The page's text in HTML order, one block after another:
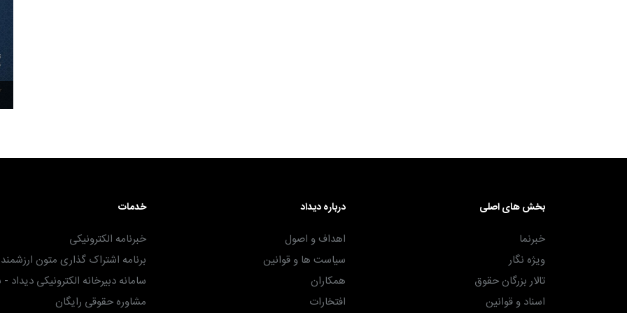
بخش های اصلی
خبرنما
ویژه نگار
تالار بزرگان حقوق
اسناد و قوانین
درباره دیداد
اهداف و اصول
سیاست ها و قوانین
همکاران
افتخارات
خدمات
خبرنامه الکترونیکی
برنامه اشتراک گذاری متون
سامانه دبیرخانه الکترونیکی دیداد
مشاوره حقوقی رایگان